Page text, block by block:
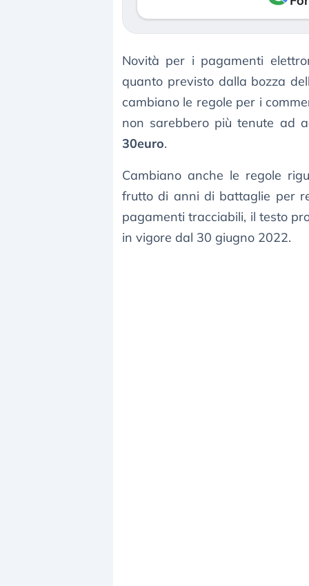
Novità per i pagamenti
quanto previsto dalla bozza
cambiano le regole per i
non sarebbero più tenute ad
30euro.
Cambiano anche le regole
frutto di anni di battaglie per
pagamenti tracciabili, il testo
in vigore dal 30 giugno 2022.